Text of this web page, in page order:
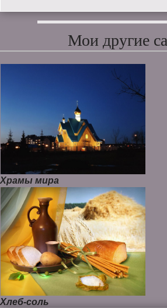
Мои другие
Храмы мира
Хлеб-соль